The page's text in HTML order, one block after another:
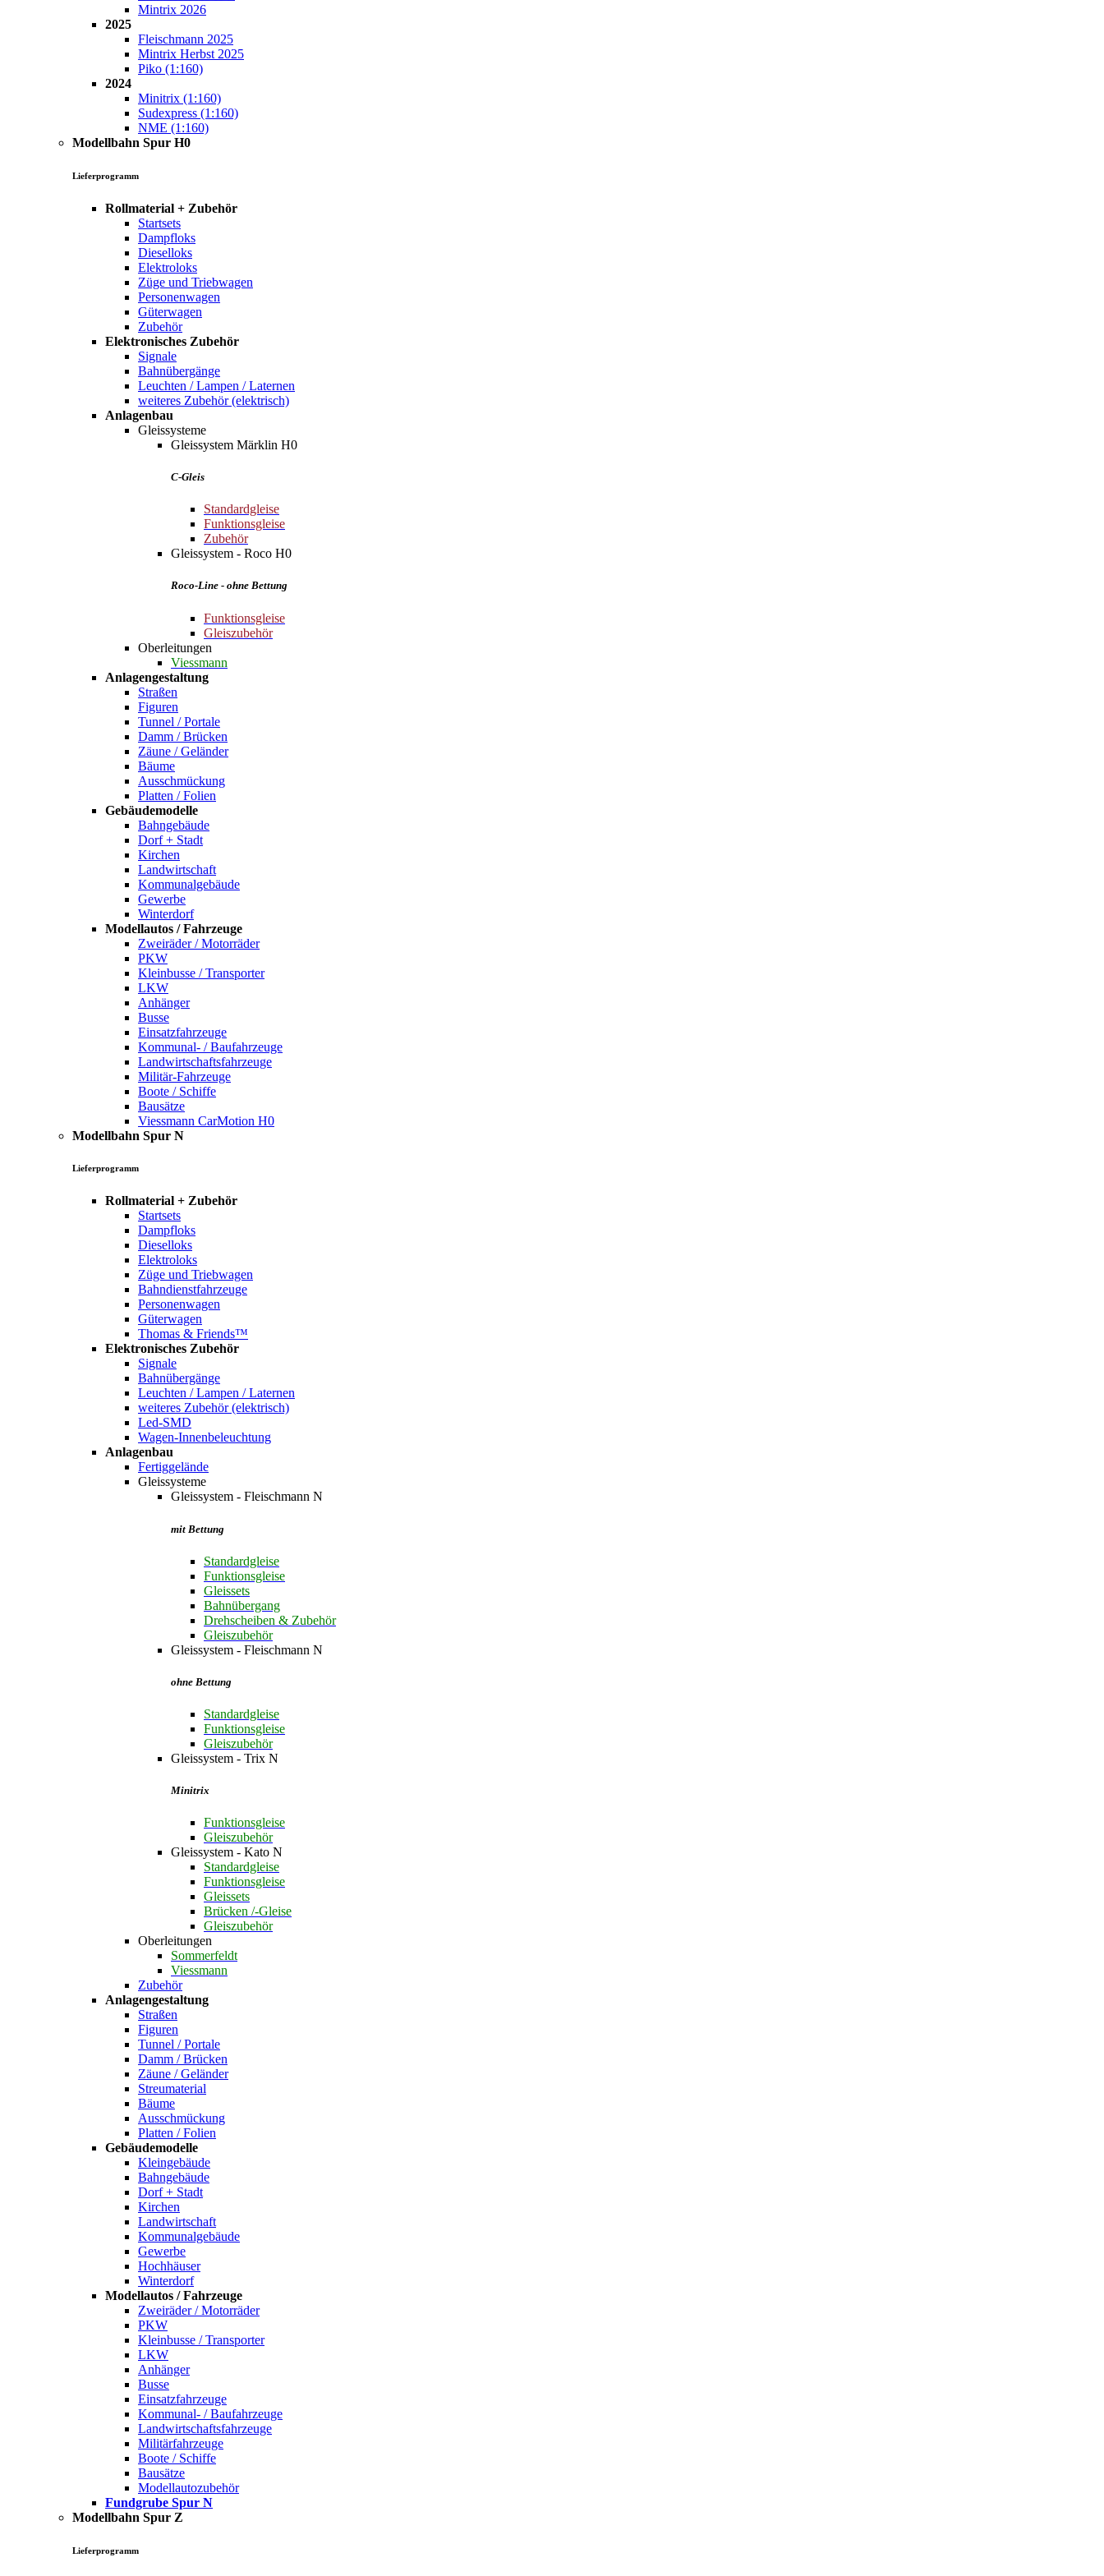
Mintrix 2026
2025
Fleischmann 2025
Mintrix Herbst 2025
Piko (1:160)
2024
Minitrix (1:160)
Sudexpress (1:160)
NME (1:160)
Modellbahn Spur H0
Lieferprogramm
Rollmaterial + Zubehör
Startsets
Dampfloks
Dieselloks
Elektroloks
Züge und Triebwagen
Personenwagen
Güterwagen
Zubehör
Elektronisches Zubehör
Signale
Bahnübergänge
Leuchten / Lampen / Laternen
weiteres Zubehör (elektrisch)
Anlagenbau
Gleissysteme
Gleissystem Märklin H0
C-Gleis
Standardgleise
Funktionsgleise
Zubehör
Gleissystem - Roco H0
Roco-Line - ohne Bettung
Funktionsgleise
Gleiszubehör
Oberleitungen
Viessmann
Anlagengestaltung
Straßen
Figuren
Tunnel / Portale
Damm / Brücken
Zäune / Geländer
Bäume
Ausschmückung
Platten / Folien
Gebäudemodelle
Bahngebäude
Dorf + Stadt
Kirchen
Landwirtschaft
Kommunalgebäude
Gewerbe
Winterdorf
Modellautos / Fahrzeuge
Zweiräder / Motorräder
PKW
Kleinbusse / Transporter
LKW
Anhänger
Busse
Einsatzfahrzeuge
Kommunal- / Baufahrzeuge
Landwirtschaftsfahrzeuge
Militär-Fahrzeuge
Boote / Schiffe
Bausätze
Viessmann CarMotion H0
Modellbahn Spur N
Lieferprogramm
Rollmaterial + Zubehör
Startsets
Dampfloks
Dieselloks
Elektroloks
Züge und Triebwagen
Bahndienstfahrzeuge
Personenwagen
Güterwagen
Thomas & Friends™
Elektronisches Zubehör
Signale
Bahnübergänge
Leuchten / Lampen / Laternen
weiteres Zubehör (elektrisch)
Led-SMD
Wagen-Innenbeleuchtung
Anlagenbau
Fertiggelände
Gleissysteme
Gleissystem - Fleischmann N
mit Bettung
Standardgleise
Funktionsgleise
Gleissets
Bahnübergang
Drehscheiben & Zubehör
Gleiszubehör
Gleissystem - Fleischmann N
ohne Bettung
Standardgleise
Funktionsgleise
Gleiszubehör
Gleissystem - Trix N
Minitrix
Funktionsgleise
Gleiszubehör
Gleissystem - Kato N
Standardgleise
Funktionsgleise
Gleissets
Brücken /-Gleise
Gleiszubehör
Oberleitungen
Sommerfeldt
Viessmann
Zubehör
Anlagengestaltung
Straßen
Figuren
Tunnel / Portale
Damm / Brücken
Zäune / Geländer
Streumaterial
Bäume
Ausschmückung
Platten / Folien
Gebäudemodelle
Kleingebäude
Bahngebäude
Dorf + Stadt
Kirchen
Landwirtschaft
Kommunalgebäude
Gewerbe
Hochhäuser
Winterdorf
Modellautos / Fahrzeuge
Zweiräder / Motorräder
PKW
Kleinbusse / Transporter
LKW
Anhänger
Busse
Einsatzfahrzeuge
Kommunal- / Baufahrzeuge
Landwirtschaftsfahrzeuge
Militärfahrzeuge
Boote / Schiffe
Bausätze
Modellautozubehör
Fundgrube Spur N
Modellbahn Spur Z
Lieferprogramm